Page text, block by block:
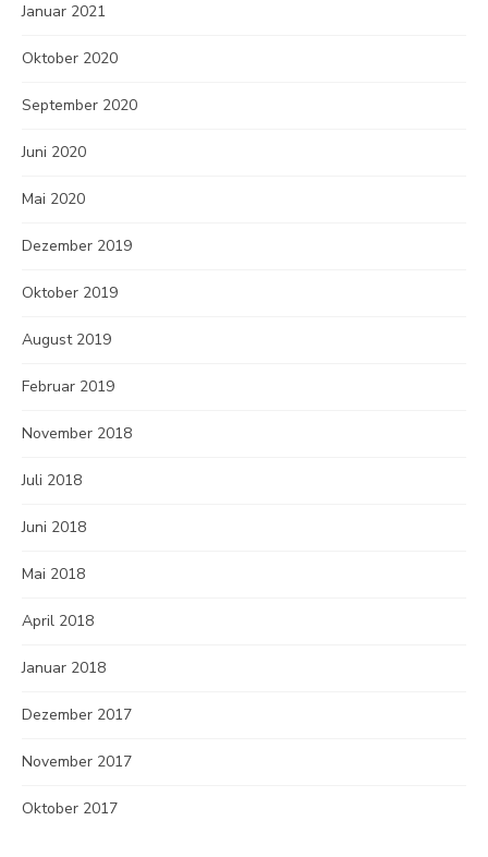
Januar 2021
Oktober 2020
September 2020
Juni 2020
Mai 2020
Dezember 2019
Oktober 2019
August 2019
Februar 2019
November 2018
Juli 2018
Juni 2018
Mai 2018
April 2018
Januar 2018
Dezember 2017
November 2017
Oktober 2017